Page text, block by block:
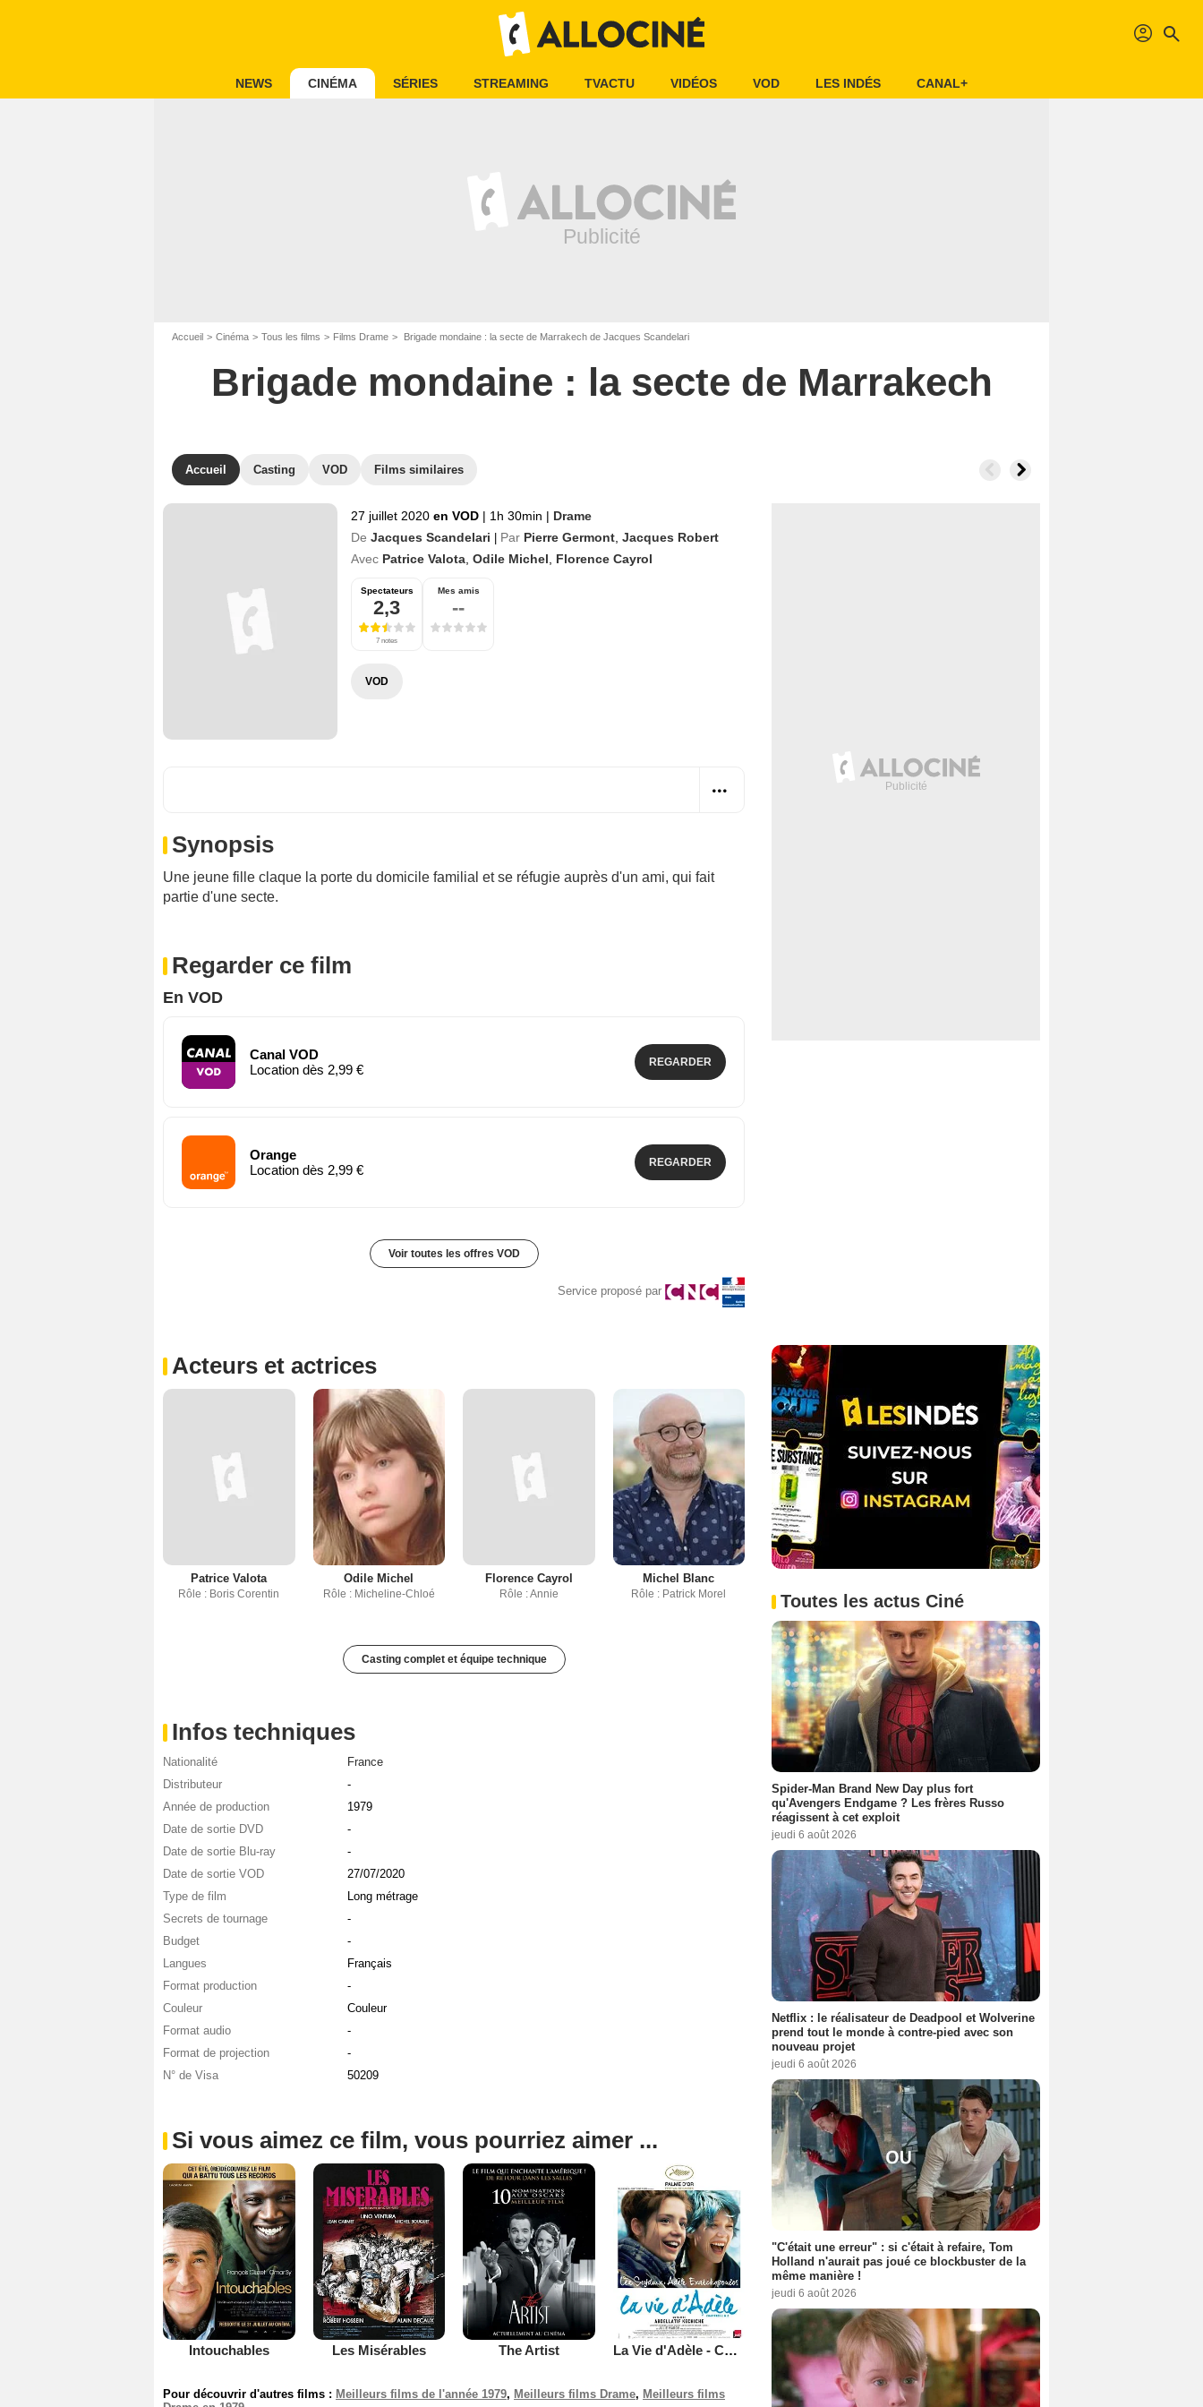
profil search
NEWS CINÉMA SÉRIES STREAMING TVACTU VIDÉOS VOD LES INDÉS CANAL+
Accueil Cinéma Tous les films Films Drame Brigade mondaine : la secte de Marrakech de Jacques Scandelari
Brigade mondaine : la secte de Marrakech
Accueil Casting VOD Films similaires
27 juillet 2020 en VOD | 1h 30min | Drame
De Jacques Scandelari Par Pierre Germont Jacques Robert
Avec Patrice Valota Odile Michel Florence Cayrol
Spectateurs
2,3
7 notes
Mes amis
--
VOD
Synopsis
Une jeune fille claque la porte du domicile familial et se réfugie auprès d'un ami, qui fait
partie d'une secte.
Regarder ce film
En VOD
Canal VOD
Location dès 2,99 €
REGARDER
Orange
Location dès 2,99 €
REGARDER
Voir toutes les offres VOD
Service proposé par
Acteurs et actrices
Patrice Valota
Rôle : Boris Corentin
Odile Michel
Rôle : Micheline-Chloé
Florence Cayrol
Rôle : Annie
Michel Blanc
Rôle : Patrick Morel
Casting complet et équipe technique
Infos techniques
Nationalité
France
Distributeur
-
Année de production
1979
Date de sortie DVD
-
Date de sortie Blu-ray
-
Date de sortie VOD
27/07/2020
Type de film
Long métrage
Secrets de tournage
-
Budget
-
Langues
Français
Format production
-
Couleur
Couleur
Format audio
-
Format de projection
-
N° de Visa
50209
Si vous aimez ce film, vous pourriez aimer ...
Intouchables Les Misérables The Artist La Vie d'Adèle - Chapitres 1 et 2
Pour découvrir d'autres films : Meilleurs films de l'année 1979, Meilleurs films Drame, Meilleurs films
Toutes les actus Ciné
Spider-Man Brand New Day plus fort
qu'Avengers Endgame ? Les frères Russo
réagissent à cet exploit
jeudi 6 août 2026
Netflix : le réalisateur de Deadpool et Wolverine
prend tout le monde à contre-pied avec son
nouveau projet
jeudi 6 août 2026
"C'était une erreur" : si c'était à refaire, Tom
Holland n'aurait pas joué ce blockbuster de la
même manière !
jeudi 6 août 2026